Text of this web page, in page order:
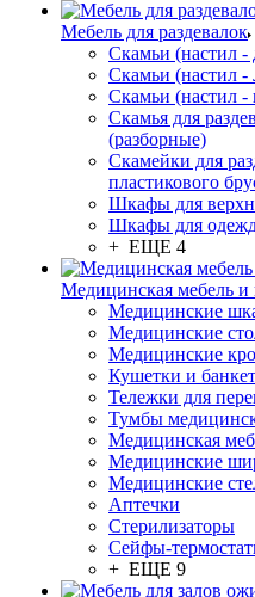
Мебель для раздевалок
Скамьи (настил -
Скамьи (настил
Скамьи (настил -
Скамья для
(разборные)
Скамейки для
пластикового
Шкафы для
Шкафы для
+ ЕЩЕ 4
Медицинская мебель и
Медицинские
Медицинские
Медицинские
Кушетки и
Тележки для
Тумбы
Медицинская
Медицинские
Медицинские
Аптечки
Стерилизаторы
Сейфы-
+ ЕЩЕ 9